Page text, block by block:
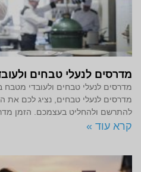
מדרסים לנעלי טבחים
מדרסים לנעלי טבחים ולעובדי
מדרסים לנעלי טבחים, נציג לכם את
להתרשם ולהחליט בעצמכם. הזמן
קרא עוד »